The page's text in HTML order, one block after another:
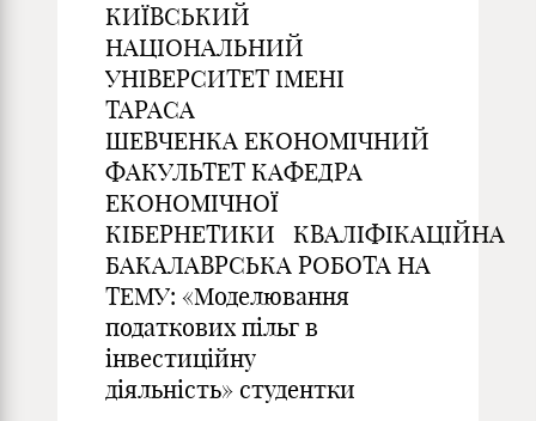
КИЇВСЬКИЙ
НАЦІОНАЛЬНИЙ
УНІВЕРСИТЕТ ІМЕНІ
ТАРАСА
ШЕВЧЕНКА ЕКОНОМІЧНИЙ
ФАКУЛЬТЕТ КАФЕДРА
ЕКОНОМІЧНОЇ
КІБЕРНЕТИКИ КВАЛІФІКАЦІЙНА
БАКАЛАВРСЬКА РОБОТА НА
ТЕМУ: «Моделювання
податкових пільг в
інвестиційну
діяльність» студентки